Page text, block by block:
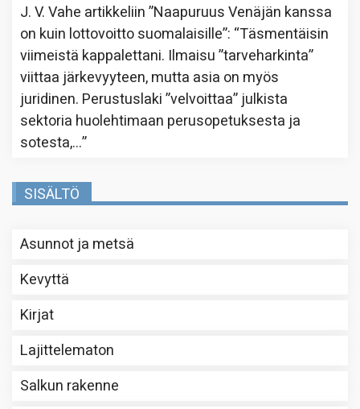
J. V. Vahe artikkeliin”Naapuruus Venäjän kanssa
on kuin lottovoitto suomalaisille”: “Täsmentäisin
viimeistä kappalettani. Ilmaisu ”tarveharkinta”
viittaa järkevyyteen, mutta asia on myös
juridinen. Perustuslaki ”velvoittaa” julkista
sektoria huolehtimaan perusopetuksesta ja
sotesta,…”
SISÄLTÖ
Asunnot ja metsä
Kevyttä
Kirjat
Lajittelematon
Salkun rakenne